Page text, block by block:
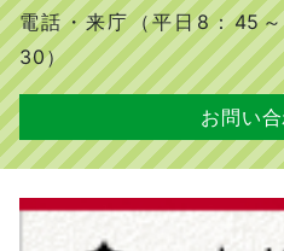
電話・来庁（平日8：45
30）
お問い